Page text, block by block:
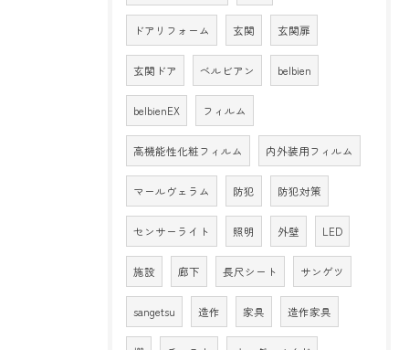
ドアリフォーム 玄関 玄関扉
玄関ドア ベルビアン belbien
belbienEX フィルム
高機能性化粧フィルム 内外装用フィルム
マールヴェラム 防犯 防犯対策
センサーライト 照明 外壁 LED
施設 廊下 長尺シート サンゲツ
sangetsu 造作 家具 造作家具